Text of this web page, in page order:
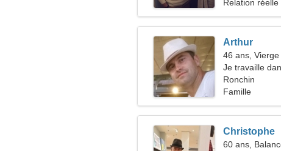
Relation réelle
Arthur
46 ans, Vierge
Je travaille
d'une femme
Ronchin
Famille
Christophe
60 ans,